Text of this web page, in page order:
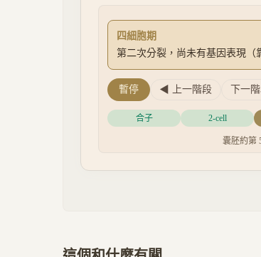
四細胞期
第二次分裂，尚未有基因表現（
暫停 ◀ 上一階段 下一
合子 2-cell
囊胚約第